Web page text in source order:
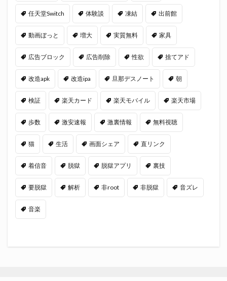
任天堂Switch 体験談 凍結 出前館
動画ぼっと 増大 実質無料 家具
広告ブロック 広告削除 性欲 捨てアド
改造apk 改造ipa 旦那デスノート 朝
検証 楽天カード 楽天モバイル 楽天市場
歩数 激安速報 激裏情報 無料視聴
猫 生活 画面シェア 直リンク
着信音 脱獄 脱獄アプリ 裏技
要脱獄 解析 非root 非脱獄 音ズレ
音楽